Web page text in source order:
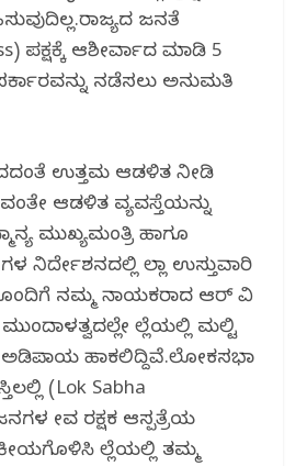
ಜನತೆ
ಪಕ್ಷಕ್ಕೆ ಆಶೀರ್ವಾದ ಮಾಡಿ 5
ನಡೆಸಲು ಅನುಮತಿ
ಉತ್ತಮ ಆಡಳಿತ ನೀಡಿ
ಆಡಳಿತ ವ್ಯವಸ್ತೆಯನ್ನು
ಮುಖ್ಯಮಂತ್ರಿ ಹಾಗೂ
ನಿರ್ದೇಶನದಲ್ಲಿ ಜಿಲ್ಲಾ ಉಸ್ತುವಾರಿ
ನಮ್ಮ ನಾಯಕರಾದ ಆರ್ ವಿ
ಜಿಲ್ಲೆಯಲ್ಲಿ ಮಲ್ಟಿ
ಅಡಿಪಾಯ ಹಾಕಲಿದ್ದಿವೆ.ಲೋಕಸಭಾ
(Lok Sabha
ಜೀವ ರಕ್ಷಕ ಆಸ್ಪತ್ರೆಯ
ಜಿಲ್ಲೆಯಲ್ಲಿ ತಮ್ಮ